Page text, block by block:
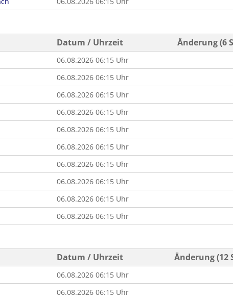
Datum / Uhrzeit Änderung (6
06.08.2026 06:15 Uhr
06.08.2026 06:15 Uhr
06.08.2026 06:15 Uhr
06.08.2026 06:15 Uhr
06.08.2026 06:15 Uhr
06.08.2026 06:15 Uhr
06.08.2026 06:15 Uhr
06.08.2026 06:15 Uhr
06.08.2026 06:15 Uhr
06.08.2026 06:15 Uhr
Datum / Uhrzeit Änderung (12
06.08.2026 06:15 Uhr
06.08.2026 06:15 Uhr